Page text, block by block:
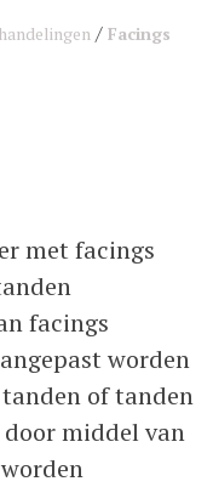
/ Facings
met facings
facings
worden
of tanden
middel van